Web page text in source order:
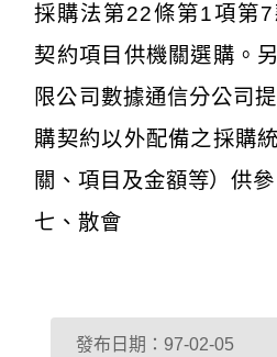
採購法第22條第1項第
契約項目供機關選購。
限公司數據通信分公司
購契約以外配備之採購
關、項目及金額等）供參
七、散會
發布日期：97-02-05